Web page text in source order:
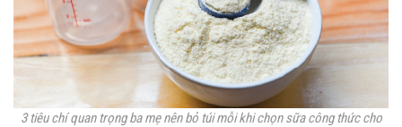
3 tiêu chí quan trọng ba mẹ nên bỏ túi mỗi khi chọn sữa công thức cho